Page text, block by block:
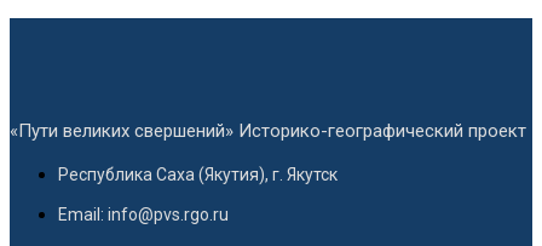
«Пути великих свершений» Историко-географический проект
Республика Саха (Якутия), г. Якутск
Email: info@pvs.rgo.ru